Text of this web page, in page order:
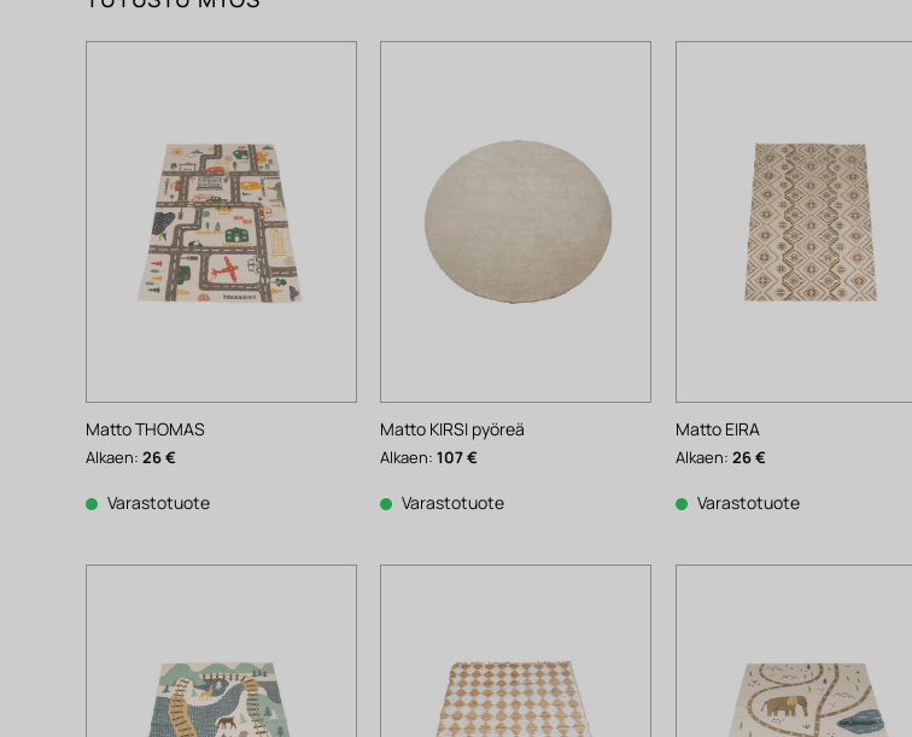
Matto THOMAS
Alkaen: 26€
Varastotuote
Matto KIRSI pyöreä
Alkaen:107€
Varastotuote
Matto EIRA
Alkaen: 26€
Varastotuote